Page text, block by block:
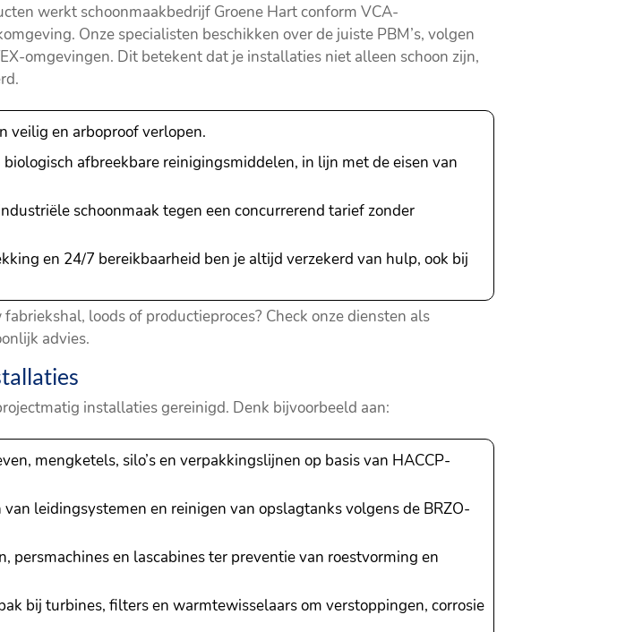
werkt schoonmaakbedrijf Groene Hart conform VCA-
Onze specialisten beschikken over de juiste PBM’s, volgen
omgevingen. Dit betekent dat je installaties niet alleen schoon zijn,
veilig en arboproof verlopen.
afbreekbare reinigingsmiddelen, in lijn met de eisen van
schoonmaak tegen een concurrerend tarief zonder
en 24/7 bereikbaarheid ben je altijd verzekerd van hulp, ook bij
loods of productieproces? Check onze diensten als
advies.
installaties gereinigd. Denk bijvoorbeeld aan:
mengketels, silo’s en verpakkingslijnen op basis van HACCP-
leidingsystemen en reinigen van opslagtanks volgens de BRZO-
persmachines en lascabines ter preventie van roestvorming en
bij turbines, filters en warmtewisselaars om verstoppingen, corrosie